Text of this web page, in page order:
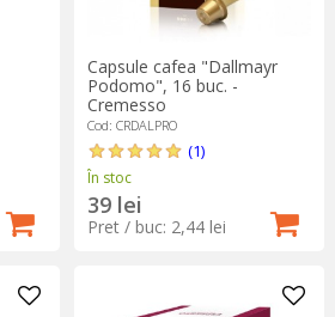
Capsule cafea "Dallmayr
Podomo", 16 buc. -
Cremesso
Cod: CRDALPRO
(1)
În stoc
39 lei
Pret / buc: 2,44 lei